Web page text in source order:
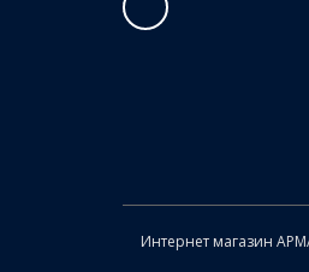
Интернет магазин